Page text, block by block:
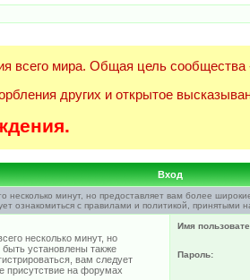
всего мира. Общая цель
других и открытое
Вход
минут, но предоставляет вам более
ознакомиться с правилами и политикой,
несколько минут, но
установлены также
вам следует
присутствие на форумах
Имя
Пароль: